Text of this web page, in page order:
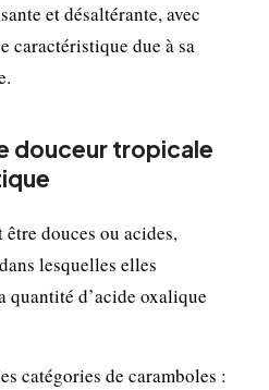
et désaltérante, avec
caractéristique due à sa
douceur tropicale
douces ou acides,
lesquelles elles
quantité d’acide oxalique
catégories de caramboles :